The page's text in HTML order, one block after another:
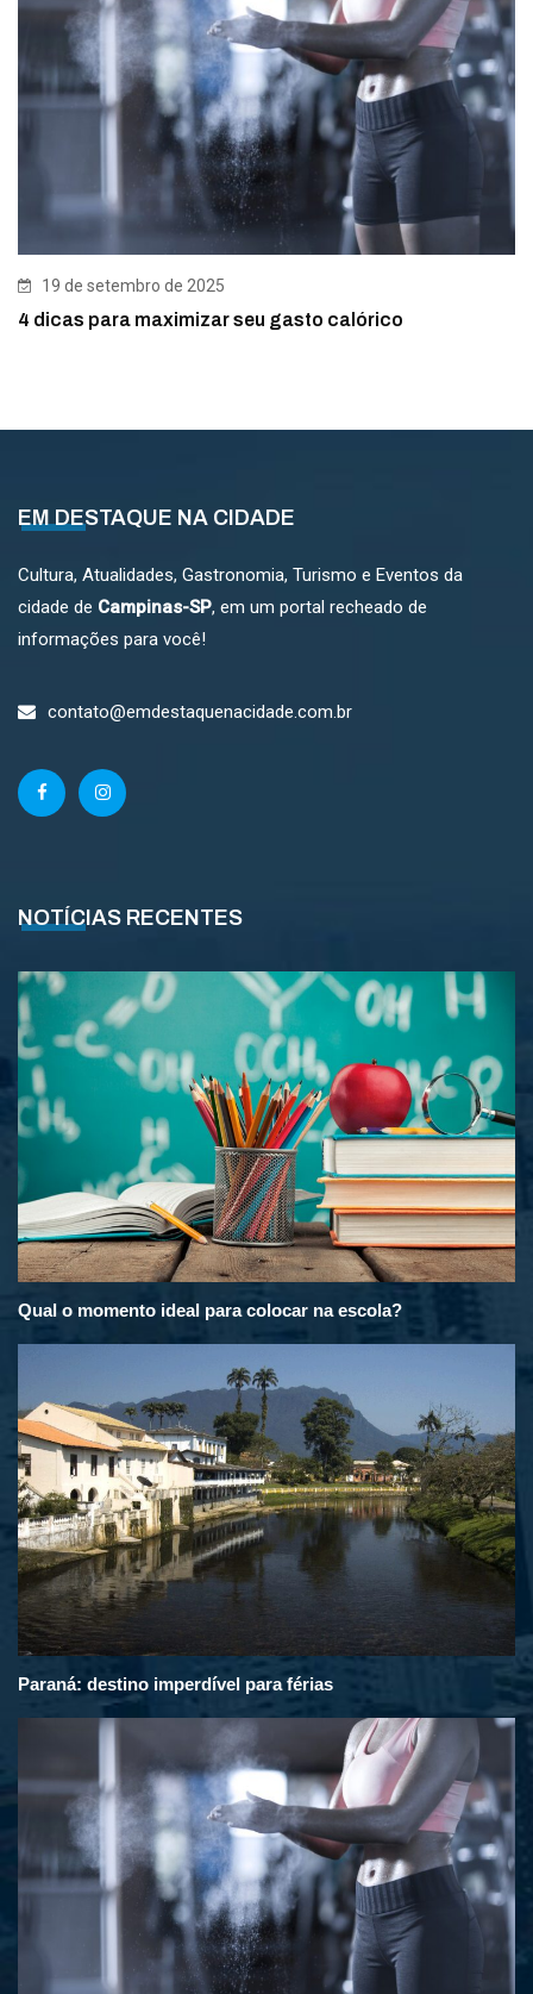
19 de setembro de 2025
4 dicas para maximizar seu gasto calórico
EM DESTAQUE NA CIDADE
Cultura, Atualidades, Gastronomia, Turismo e Eventos da
cidade de Campinas-SP, em um portal recheado de
informações para você!
contato@emdestaquenacidade.com.br
NOTÍCIAS RECENTES
Qual o momento ideal para colocar na escola?
Paraná: destino imperdível para férias